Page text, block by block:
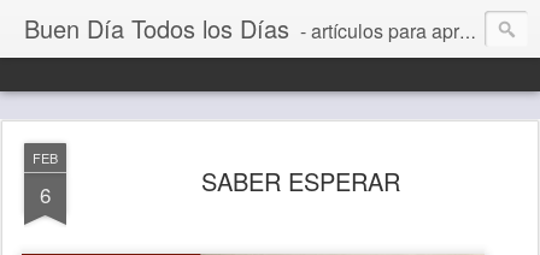
Buen Día Todos los Días - artículos para aprender a vivir mejor, un día a la vez. Por Juan C Quintero
FEB
6 SABER ESPERAR